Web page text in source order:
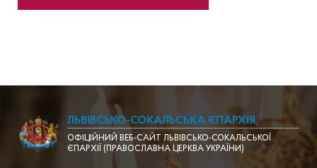
ЛЬВІВСЬКО-СОКАЛЬСЬКА ЄПАРХІЯ
ОФІЦІЙНИЙ ВЕБ-САЙТ ЛЬВІВСЬКО-СОКАЛЬСЬКОЇ
ЄПАРХІЇ (ПРАВОСЛАВНА ЦЕРКВА УКРАЇНИ)